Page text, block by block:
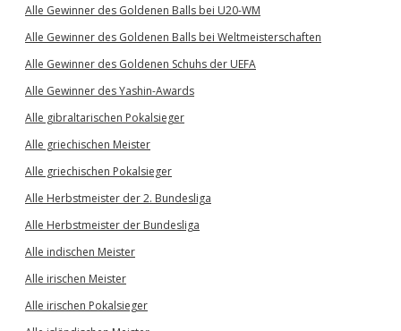
Alle Gewinner des Goldenen Balls bei U20-WM
Alle Gewinner des Goldenen Balls bei Weltmeisterschaften
Alle Gewinner des Goldenen Schuhs der UEFA
Alle Gewinner des Yashin-Awards
Alle gibraltarischen Pokalsieger
Alle griechischen Meister
Alle griechischen Pokalsieger
Alle Herbstmeister der 2. Bundesliga
Alle Herbstmeister der Bundesliga
Alle indischen Meister
Alle irischen Meister
Alle irischen Pokalsieger